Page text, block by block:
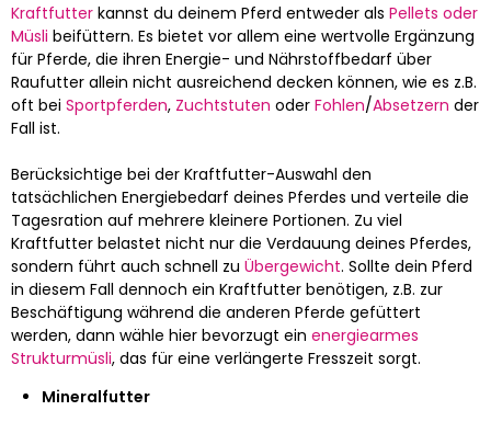
Kraftfutter kannst du deinem Pferd entweder als Pellets oder
Müsli beifüttern. Es bietet vor allem eine wertvolle Ergänzung
für Pferde, die ihren Energie- und Nährstoffbedarf über
Raufutter allein nicht ausreichend decken können, wie es z.B.
oft bei Sportpferden, Zuchtstuten oder Fohlen/Absetzern der
Fall ist.
Berücksichtige bei der Kraftfutter-Auswahl den
tatsächlichen Energiebedarf deines Pferdes und verteile die
Tagesration auf mehrere kleinere Portionen. Zu viel
Kraftfutter belastet nicht nur die Verdauung deines Pferdes,
sondern führt auch schnell zu Übergewicht. Sollte dein Pferd
in diesem Fall dennoch ein Kraftfutter benötigen, z.B. zur
Beschäftigung während die anderen Pferde gefüttert
werden, dann wähle hier bevorzugt ein energiearmes
Strukturmüsli, das für eine verlängerte Fresszeit sorgt.
Mineralfutter